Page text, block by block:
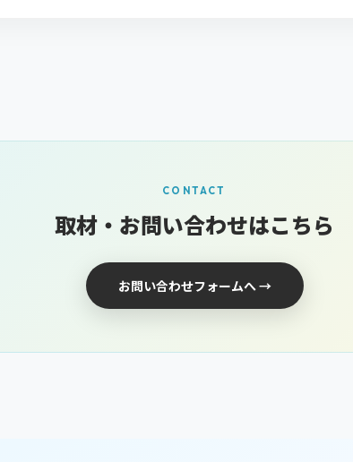
CONTACT
取材・お問い合わせはこちら
お問い合わせフォームへ →